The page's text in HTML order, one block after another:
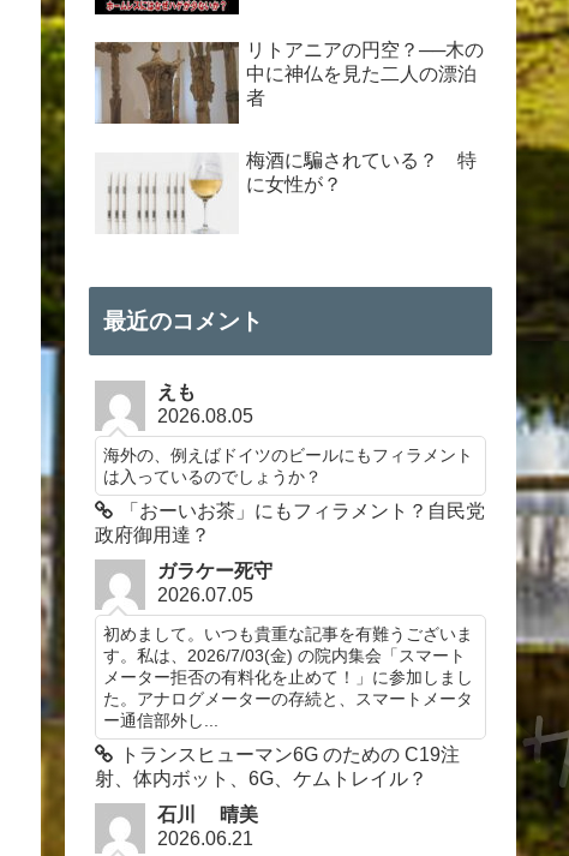
リトアニアの円空？──木の
中に神仏を見た二人の漂泊
者
梅酒に騙されている？ 特
に女性が？
最近のコメント
えも
2026.08.05
海外の、例えばドイツのビールにもフィラメント
は入っているのでしょうか？
「おーいお茶」にもフィラメント？自民党
政府御用達？
ガラケー死守
2026.07.05
初めまして。いつも貴重な記事を有難うございま
す。私は、2026/7/03(金) の院内集会「スマート
メーター拒否の有料化を止めて！」に参加しまし
た。アナログメーターの存続と、スマートメータ
ー通信部外し...
トランスヒューマン6G のための C19注
射、体内ボット、6G、ケムトレイル？
石川 晴美
2026.06.21